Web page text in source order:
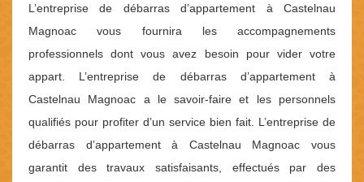
L’entreprise de débarras d’appartement à Castelnau
Magnoac vous fournira les accompagnements
professionnels dont vous avez besoin pour vider votre
appart. L’entreprise de débarras d’appartement à
Castelnau Magnoac a le savoir-faire et les personnels
qualifiés pour profiter d’un service bien fait. L’entreprise de
débarras d’appartement à Castelnau Magnoac vous
garantit des travaux satisfaisants, effectués par des